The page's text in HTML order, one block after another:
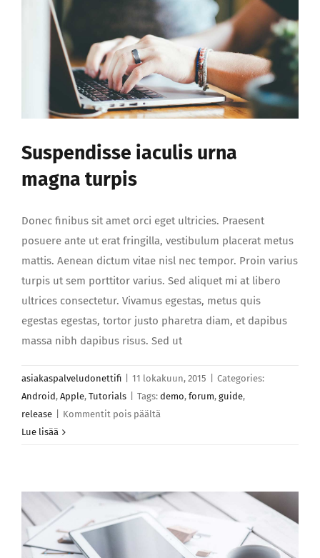
risus
iaculis
Suspendisse iaculis urna
magna turpis
Donec finibus sit amet orci eget ultricies. Praesent
posuere ante ut erat fringilla, vestibulum placerat metus
mattis. Aenean dictum vitae nisl nec tempor. Proin varius
turpis ut sem porttitor varius. Sed aliquet mi at libero
ultrices consectetur. Vivamus egestas, metus quis
egestas egestas, tortor justo pharetra diam, et dapibus
massa nibh dapibus risus. Sed ut
asiakaspalveludonettifi 11 lokakuun, 2015
Categories:
Android, Apple, Tutorials Tags: demo, forum, guide,
release
Kommentit pois päältä
turpis
Lue lisää